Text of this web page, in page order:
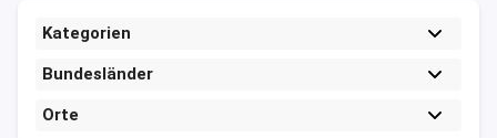
Kategorien
Bundesländer
Orte